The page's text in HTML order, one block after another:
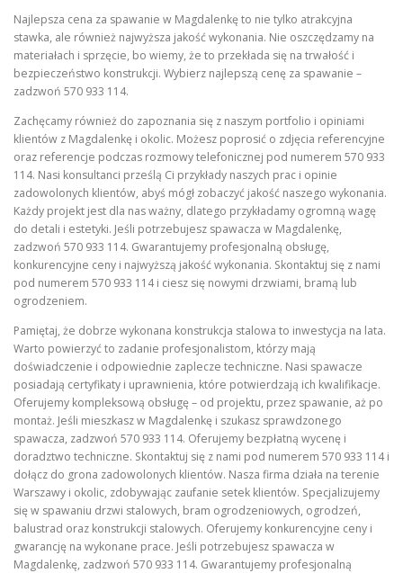
Najlepsza cena za spawanie w Magdalenkę to nie tylko atrakcyjna
stawka, ale również najwyższa jakość wykonania. Nie oszczędzamy na
materiałach i sprzęcie, bo wiemy, że to przekłada się na trwałość i
bezpieczeństwo konstrukcji. Wybierz najlepszą cenę za spawanie –
zadzwoń 570 933 114.
Zachęcamy również do zapoznania się z naszym portfolio i opiniami
klientów z Magdalenkę i okolic. Możesz poprosić o zdjęcia referencyjne
oraz referencje podczas rozmowy telefonicznej pod numerem 570 933
114. Nasi konsultanci prześlą Ci przykłady naszych prac i opinie
zadowolonych klientów, abyś mógł zobaczyć jakość naszego wykonania.
Każdy projekt jest dla nas ważny, dlatego przykładamy ogromną wagę
do detali i estetyki. Jeśli potrzebujesz spawacza w Magdalenkę,
zadzwoń 570 933 114. Gwarantujemy profesjonalną obsługę,
konkurencyjne ceny i najwyższą jakość wykonania. Skontaktuj się z nami
pod numerem 570 933 114 i ciesz się nowymi drzwiami, bramą lub
ogrodzeniem.
Pamiętaj, że dobrze wykonana konstrukcja stalowa to inwestycja na lata.
Warto powierzyć to zadanie profesjonalistom, którzy mają
doświadczenie i odpowiednie zaplecze techniczne. Nasi spawacze
posiadają certyfikaty i uprawnienia, które potwierdzają ich kwalifikacje.
Oferujemy kompleksową obsługę – od projektu, przez spawanie, aż po
montaż. Jeśli mieszkasz w Magdalenkę i szukasz sprawdzonego
spawacza, zadzwoń 570 933 114. Oferujemy bezpłatną wycenę i
doradztwo techniczne. Skontaktuj się z nami pod numerem 570 933 114 i
dołącz do grona zadowolonych klientów. Nasza firma działa na terenie
Warszawy i okolic, zdobywając zaufanie setek klientów. Specjalizujemy
się w spawaniu drzwi stalowych, bram ogrodzeniowych, ogrodzeń,
balustrad oraz konstrukcji stalowych. Oferujemy konkurencyjne ceny i
gwarancję na wykonane prace. Jeśli potrzebujesz spawacza w
Magdalenkę, zadzwoń 570 933 114. Gwarantujemy profesjonalną